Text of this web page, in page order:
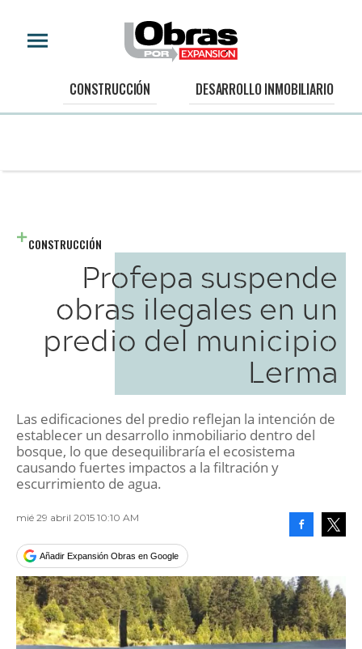
CONSTRUCCIÓN DESARROLLO INMOBILIARIO
CONSTRUCCIÓN
Profepa suspende
obras ilegales en un
predio del municipio
Lerma
Las edificaciones del predio reflejan la intención de
establecer un desarrollo inmobiliario dentro del
bosque, lo que desequilibraría el ecosistema
causando fuertes impactos a la filtración y
escurrimiento de agua.
mié 29 abril 2015 10:10 AM
Añadir Expansión Obras en Google